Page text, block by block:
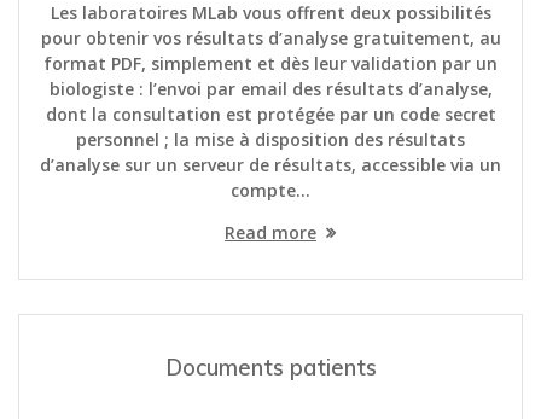
Les laboratoires MLab vous offrent deux possibilités
pour obtenir vos résultats d’analyse gratuitement, au
format PDF, simplement et dès leur validation par un
biologiste : l’envoi par email des résultats d’analyse,
dont la consultation est protégée par un code secret
personnel ; la mise à disposition des résultats
d’analyse sur un serveur de résultats, accessible via un
compte…
Read more
Documents patients